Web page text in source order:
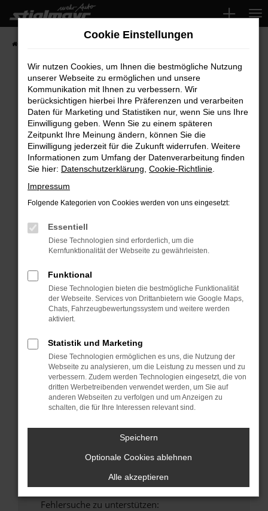
Zum
Hauptinhalt
springen
Fehler: Network Error
Beim Laden ist ein Fehler aufgetreten.
Hier sind ein paar Tipps, die dir helfen können:
Überprüfe deine Firewall und deine
Internetverbindung.
Laden andere Webseiten, zum Beispiel deine
Manche Erweiterungen, wie Werbeblocker,
können das Laden bestimmter Seiten
verhindern. Funktioniert die Seite in einem
Fenster?
Starte dein Gerät neu.
Das kann manchmal helfen, vorübergehende
Probleme zu beheben.
Stelle sicher, dass dein Browser und dein
Betriebssystem auf dem neuesten Stand
sind.
Veraltete Software birgt nicht nur ein
Sicherheitsrisiko, sondern kann auch dazu
führen, dass bestimmte Funktionen nicht mehr
Wende dich an den Webseitenbetreiber.
Wenn du alle oben genannten Schritte versucht
hast, kontaktiere uns bitte. Wir werden
versuchen, das Problem zu beheben. Du kannst
uns diesen Text schicken, um uns bei der
Fehlersuche zu unterstützen:
Cookie Einstellungen
Wir nutzen Cookies, um Ihnen die bestmögliche Nutzung
unserer Webseite zu ermöglichen und unsere
Kommunikation mit Ihnen zu verbessern. Wir
berücksichtigen hierbei Ihre Präferenzen und verarbeiten
Daten für Marketing und Statistiken nur, wenn Sie uns Ihre
Einwilligung geben. Wenn Sie zu einem späteren
Zeitpunkt Ihre Meinung ändern, können Sie die
Einwilligung jederzeit für die Zukunft widerrufen. Weitere
Informationen zum Umfang der Datenverarbeitung finden
Sie hier: Datenschutzerklärung Cookie-Richtlinie
Impressum
Folgende Kategorien von Cookies werden von uns eingesetzt:
Essentiell
Diese Technologien sind erforderlich, um die
Kernfunktionalität der Webseite zu gewährleisten.
Funktional
Diese Technologien bieten die bestmögliche Funktionalität
der Webseite. Services von Drittanbietern wie Google Maps,
Chats, Fahrzeugbewertungssystem und weitere werden
aktiviert.
Statistik und Marketing
Diese Technologien ermöglichen es uns, die Nutzung der
Webseite zu analysieren, um die Leistung zu messen und zu
verbessern. Zudem werden Technologien eingesetzt, die von
dritten Werbetreibenden verwendet werden, um Sie auf
anderen Webseiten zu verfolgen und um Anzeigen zu
schalten, die für Ihre Interessen relevant sind.
Speichern
Optionale Cookies ablehnen
Alle akzeptieren